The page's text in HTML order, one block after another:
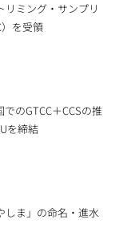
ミング・サンプリ
を受領
のGTCC＋CCSの推
を締結
しま」の命名・進水